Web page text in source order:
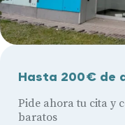
Hasta 200€ de
Pide ahora tu cita y
baratos